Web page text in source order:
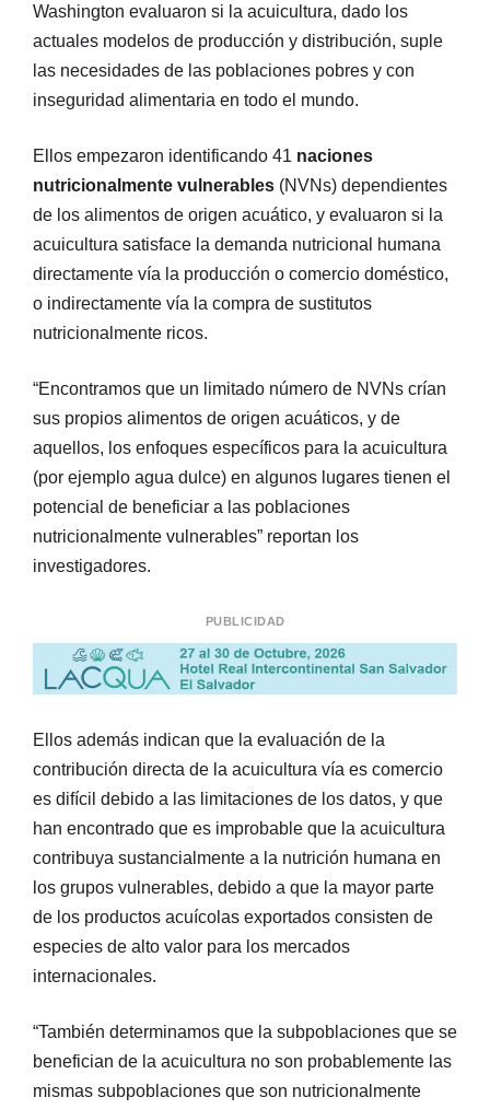
Washington evaluaron si la acuicultura, dado los
actuales modelos de producción y distribución, suple
las necesidades de las poblaciones pobres y con
inseguridad alimentaria en todo el mundo.
Ellos empezaron identificando 41 naciones
nutricionalmente vulnerables (NVNs) dependientes
de los alimentos de origen acuático, y evaluaron si la
acuicultura satisface la demanda nutricional humana
directamente vía la producción o comercio doméstico,
o indirectamente vía la compra de sustitutos
nutricionalmente ricos.
“Encontramos que un limitado número de NVNs crían
sus propios alimentos de origen acuáticos, y de
aquellos, los enfoques específicos para la acuicultura
(por ejemplo agua dulce) en algunos lugares tienen el
potencial de beneficiar a las poblaciones
nutricionalmente vulnerables” reportan los
investigadores.
PUBLICIDAD
Ellos además indican que la evaluación de la
contribución directa de la acuicultura vía es comercio
es difícil debido a las limitaciones de los datos, y que
han encontrado que es improbable que la acuicultura
contribuya sustancialmente a la nutrición humana en
los grupos vulnerables, debido a que la mayor parte
de los productos acuícolas exportados consisten de
especies de alto valor para los mercados
internacionales.
“También determinamos que la subpoblaciones que se
benefician de la acuicultura no son probablemente las
mismas subpoblaciones que son nutricionalmente